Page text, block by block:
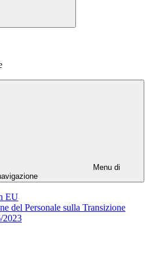
Menu di
EU
del Personale sulla Transizione
2023